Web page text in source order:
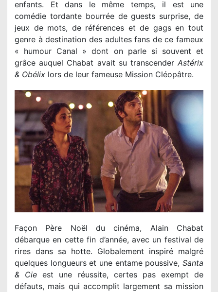
enfants. Et dans le même temps, il est une
comédie tordante bourrée de guests surprise, de
jeux de mots, de références et de gags en tout
genre à destination des adultes fans de ce fameux
« humour Canal » dont on parle si souvent et
grâce auquel Chabat avait su transcender Astérix
& Obélix lors de leur fameuse Mission Cléopâtre.
Façon Père Noël du cinéma, Alain Chabat
débarque en cette fin d’année, avec un festival de
rires dans sa hotte. Globalement inspiré malgré
quelques longueurs et une entame poussive, Santa
& Cie est une réussite, certes pas exempt de
défauts, mais qui accomplit largement sa mission